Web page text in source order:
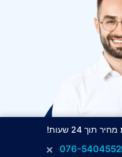
076-5404552
×